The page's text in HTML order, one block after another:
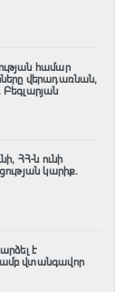
համար
վերադառնան,
ՀՀ-ն ունի
կարիք․
է
վտանգավոր